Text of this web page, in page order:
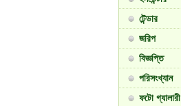
টেন্ডার
জরিপ
বিজ্ঞপ্তি
পরিসংখ্যান
ফটো গ্যালারী